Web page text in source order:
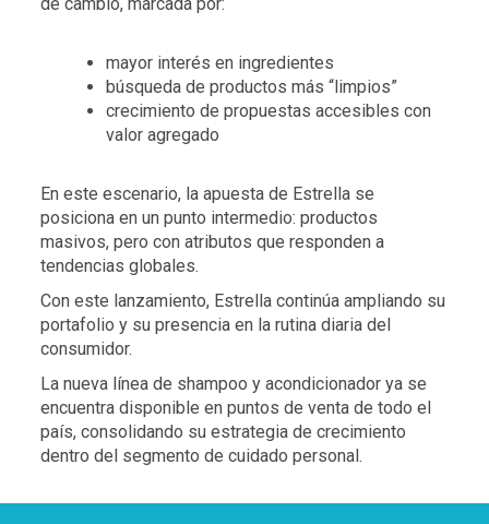
mayor interés en ingredientes
búsqueda de productos más “limpios”
crecimiento de propuestas accesibles con
valor agregado
En este escenario, la apuesta de Estrella se
posiciona en un punto intermedio: productos
masivos, pero con atributos que responden a
tendencias globales.
Con este lanzamiento, Estrella continúa ampliando su
portafolio y su presencia en la rutina diaria del
consumidor.
La nueva línea de shampoo y acondicionador ya se
encuentra disponible en puntos de venta de todo el
país, consolidando su estrategia de crecimiento
dentro del segmento de cuidado personal.